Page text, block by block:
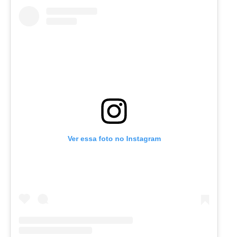
Ver essa foto no Instagram